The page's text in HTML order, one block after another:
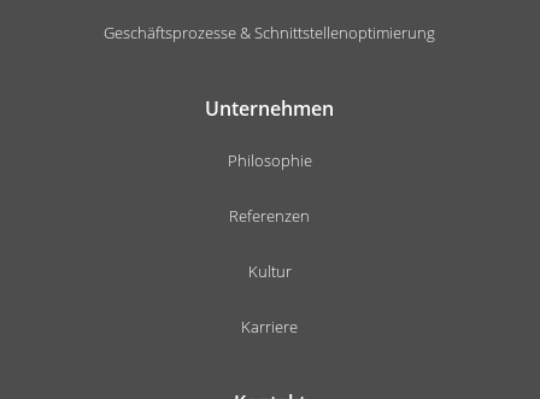
Geschäftsprozesse & Schnittstellenoptimierung
Unternehmen
Philosophie
Referenzen
Kultur
Karriere